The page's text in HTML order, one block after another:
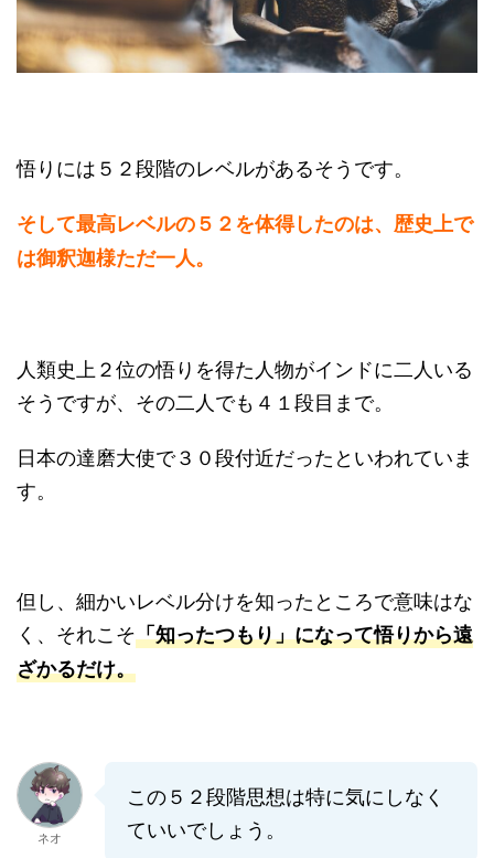
悟りには５２段階のレベルがあるそうです。
そして最高レベルの５２を体得したのは、歴史上で
は御釈迦様ただ一人。
人類史上２位の悟りを得た人物がインドに二人いる
そうですが、その二人でも４１段目まで。
日本の達磨大使で３０段付近だったといわれていま
す。
但し、細かいレベル分けを知ったところで意味はな
く、それこそ「知ったつもり」になって悟りから遠
ざかるだけ。
ネオ
この５２段階思想は特に気にしなく
ていいでしょう。